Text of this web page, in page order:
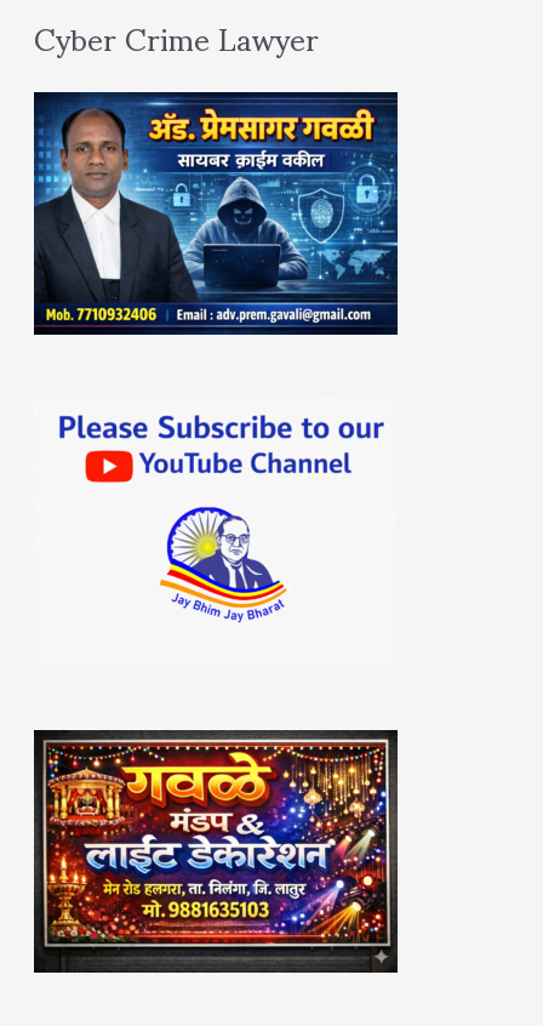
Cyber Crime Lawyer